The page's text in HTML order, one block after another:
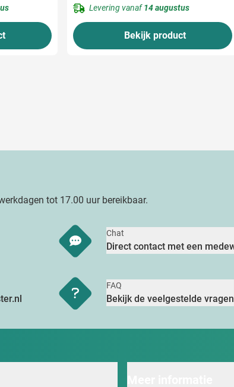
Levering vanaf14 augustus
Bekijk product
tot 17.00 uur bereikbaar.
Chat
Direct contact met een
FAQ
Bekijk de veelgestelde vragen